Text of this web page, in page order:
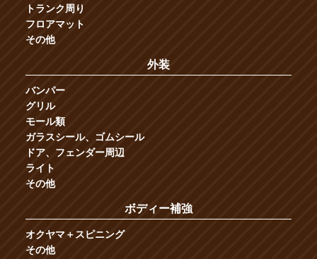
トランク周り
フロアマット
その他
外装
バンパー
グリル
モール類
ガラスシール、ゴムシール
ドア、フェンダー周辺
ライト
その他
ボディー補強
オクヤマ＋スピニング
その他